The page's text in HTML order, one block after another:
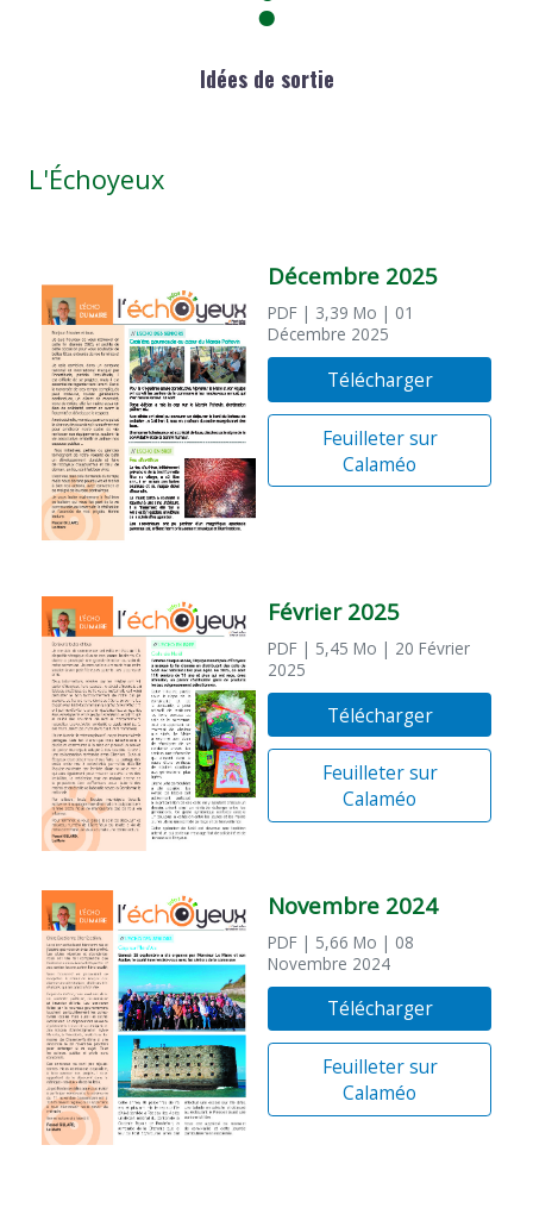
Idées de sortie
L'Échoyeux
Décembre 2025
PDF | 3,39 Mo | 01
Décembre 2025
Télécharger
Feuilleter sur
Calaméo
Février 2025
PDF | 5,45 Mo | 20 Février
2025
Télécharger
Feuilleter sur
Calaméo
Novembre 2024
PDF | 5,66 Mo | 08
Novembre 2024
Télécharger
Feuilleter sur
Calaméo